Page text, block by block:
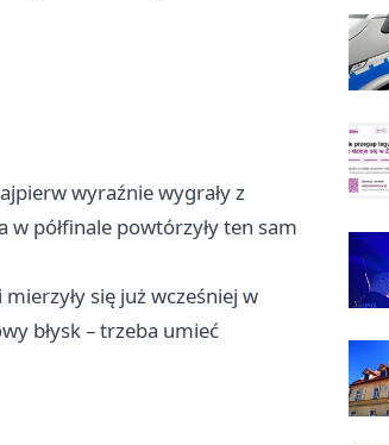
wyraźnie wygrały z
w półfinale powtórzyły ten sam
się już wcześniej w
błysk – trzeba umieć